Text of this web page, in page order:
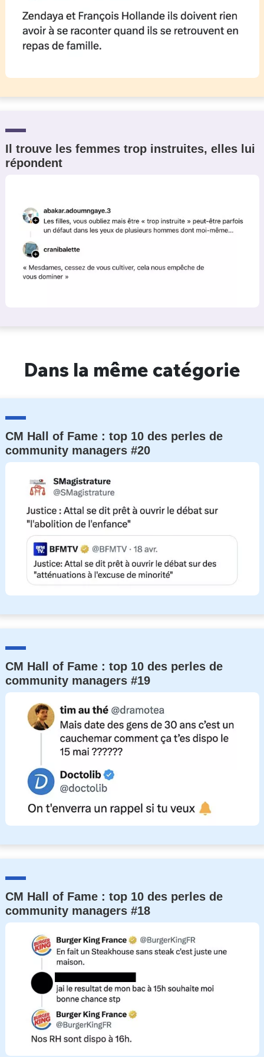
Il trouve les femmes trop instruites, elles lui
répondent
Dans la même catégorie
CM Hall of Fame : top 10 des perles de
community managers #20
CM Hall of Fame : top 10 des perles de
community managers #19
CM Hall of Fame : top 10 des perles de
community managers #18